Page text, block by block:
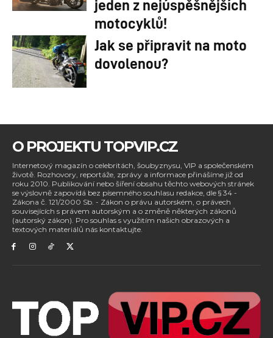
jeden z nejúspěšnějších
motocyklů!
Jak se připravit na moto
dovolenou?
O PROJEKTU TOPVIP.CZ
Internetový magazín o celebritách, šoubyznysu, VIP a společenském
životě. Rozhovory, reportáže, zprávy a informace přinášíme již od
roku 2010. Publikování nebo šíření obsahu těchto webových stránek
se výslovně zapovídá bez písemného souhlasu redakce, dle § 34 -
Zákona č. 121/2000 Sb. - Zákon o právu autorském, o právech
souvisejících s právem autorským a o změně některých zákonů
(autorský zákon). Pro souhlas s využitím našich obrazových a
textových materiálů nás kontaktujte.